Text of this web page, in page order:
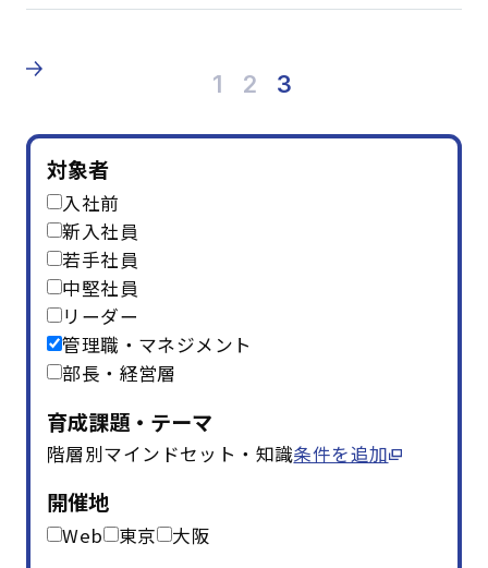
1 2 3
対象者
入社前
新入社員
若手社員
中堅社員
リーダー
管理職・マネジメント
部長・経営層
育成課題・テーマ
階層別マインドセット・知識条件を追加
開催地
Web 東京 大阪